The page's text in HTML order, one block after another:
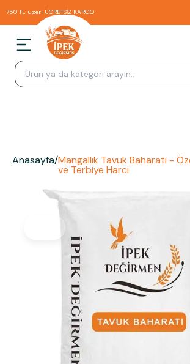
750 TL üzeri ÜCRETSİZ KARGO
Anasayfa/Mangallık Tavuk Baharatı -
ve Terbiye Harcı